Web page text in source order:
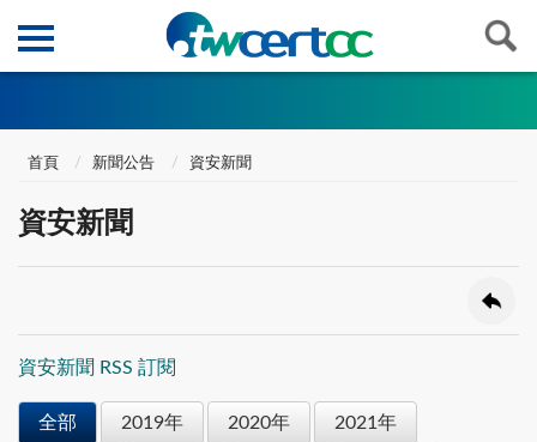
首頁 新聞公告 資安新聞
資安新聞
資安新聞 RSS 訂閱
全部 2019年 2020年 2021年